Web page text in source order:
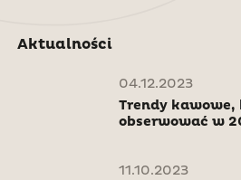
Aktualności
04.12.2023
Trendy
obserwować w
11.10.2023